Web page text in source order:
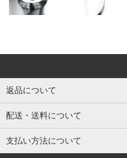
返品について
配送・送料について
支払い方法について